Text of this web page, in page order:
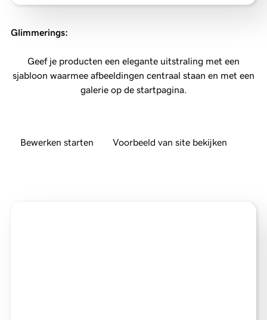
Glimmerings:
Geef je producten een elegante uitstraling met een
sjabloon waarmee afbeeldingen centraal staan en met een
galerie op de startpagina.
Bewerken starten Voorbeeld van site bekijken